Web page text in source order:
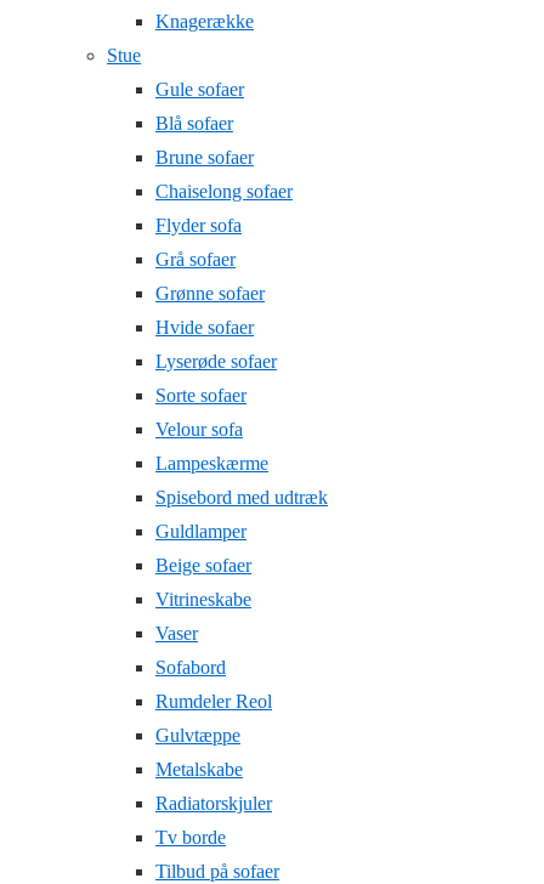
Knagerække
Stue
Gule sofaer
Blå sofaer
Brune sofaer
Chaiselong sofaer
Flyder sofa
Grå sofaer
Grønne sofaer
Hvide sofaer
Lyserøde sofaer
Sorte sofaer
Velour sofa
Lampeskærme
Spisebord med udtræk
Guldlamper
Beige sofaer
Vitrineskabe
Vaser
Sofabord
Rumdeler Reol
Gulvtæppe
Metalskabe
Radiatorskjuler
Tv borde
Tilbud på sofaer